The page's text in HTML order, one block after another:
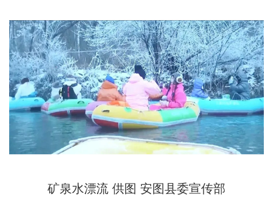
矿泉水漂流 供图 安图县委宣传部